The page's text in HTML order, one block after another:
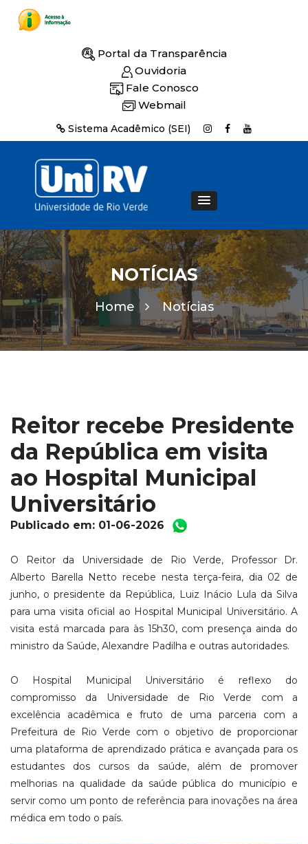
Portal da Transparência
Ouvidoria
Fale Conosco
Webmail
Sistema Acadêmico (SEI)
NOTÍCIAS
Home Notícias
Reitor recebe Presidente
da República em visita
ao Hospital Municipal
Universitário
Publicado em: 01-06-2026
O Reitor da Universidade de Rio Verde, Professor Dr.
Alberto Barella Netto recebe nesta terça-feira, dia 02 de
junho, o presidente da República, Luiz Inácio Lula da Silva
para uma visita oficial ao Hospital Municipal Universitário. A
visita está marcada para às 15h30, com presença ainda do
ministro da Saúde, Alexandre Padilha e outras autoridades.
O Hospital Municipal Universitário é reflexo do
compromisso da Universidade de Rio Verde com a
excelência acadêmica e fruto de uma parceria com a
Prefeitura de Rio Verde com o objetivo de proporcionar
uma plataforma de aprendizado prática e avançada para os
estudantes dos cursos da saúde, além de promover
melhorias na qualidade da saúde pública do município e
servir como um ponto de referência para inovações na área
médica em todo o país.